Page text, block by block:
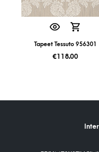
Tapeet Tessuto 956301
€118.00